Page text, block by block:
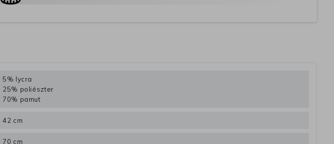
5% lycra
25% poliészter
70% pamut
42 cm
70 cm